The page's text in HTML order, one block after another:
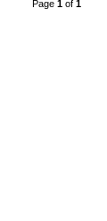
Page 1of 1